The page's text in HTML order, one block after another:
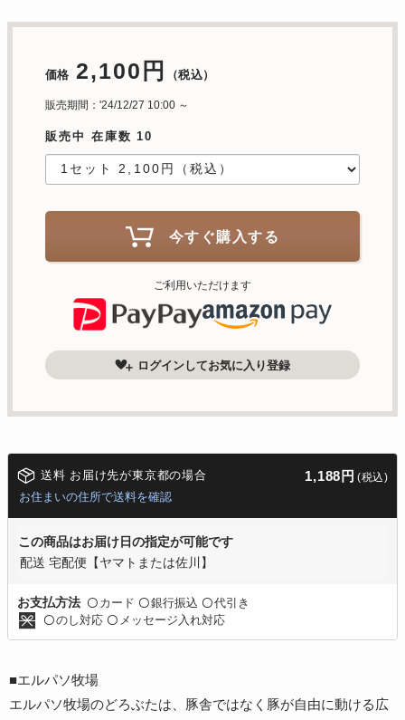
価格 2,100円 （税込）
販売期間：'24/12/27 10:00 ～
販売中 在庫数 10
今すぐ購入する
ご利用いただけます
ログインしてお気に入り登録
送料 お届け先が東京都の場合 1,188円 (税込)
お住まいの住所で送料を確認
この商品はお届け日の指定が可能です
配送 宅配便【ヤマトまたは佐川】
お支払方法 〇 カード 〇銀行振込 〇代引き
〇のし対応 〇 メッセージ入れ対応
■エルパソ牧場
エルパソ牧場のどろぶたは、豚舎ではなく豚が自由に動ける広